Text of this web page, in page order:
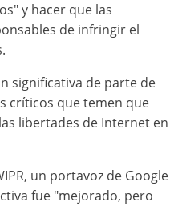
y hacer que las
de infringir el
significativa de parte de
críticos que temen que
libertades de Internet en
un portavoz de Google
fue "mejorado, pero